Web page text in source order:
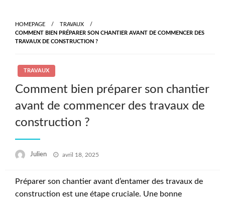
content
HOMEPAGE
TRAVAUX
COMMENT BIEN PRÉPARER SON CHANTIER AVANT DE COMMENCER DES
TRAVAUX DE CONSTRUCTION ?
TRAVAUX
Comment bien préparer son chantier
avant de commencer des travaux de
construction ?
Julien
Posted
avril 18, 2025
Préparer son chantier avant d’entamer des travaux de
construction est une étape cruciale. Une bonne